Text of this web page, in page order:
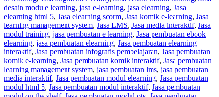
desain module learning, jasa e-learning, jasa elearning, Jasa
elearning html 5, Jasa elearning scorm, Jasa komik e-learning, Jasa
learning management system, Jasa LMS, Jasa media interaktif, Jasa
modul training, jasa pembuatan e learning, Jasa pembuatan ebook
elearning, jasa pembuatan elearning, Jasa pembuatan elearning
interaktif, Jasa pembuatan infografis pembelajaran, Jasa pembuatan
komik e-learning, Jasa pembuatan komik interaktif, Jasa pembuatan
learning management system, jasa pembuatan lms, jasa pembuatan
media interaktif, Jasa pembuatan modul elearning, Jasa pembuatan
modul html 5, Jasa pembuatan modul interaktif, Jasa pembuatan